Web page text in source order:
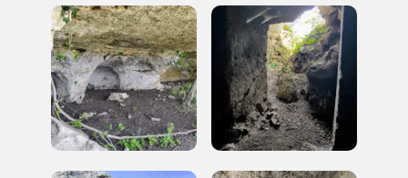
Tutto questo non
sarebbe possibile
senza di te